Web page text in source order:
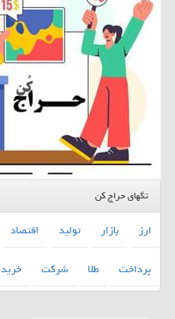
تگهای حراج کن
ارز بازار تولید اقتصاد
پرداخت
طلا شركت خرید